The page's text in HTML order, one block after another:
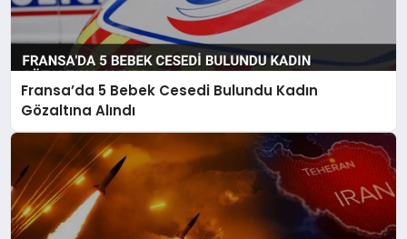
Fransa’da 5 Bebek Cesedi Bulundu Kadın
Gözaltına Alındı